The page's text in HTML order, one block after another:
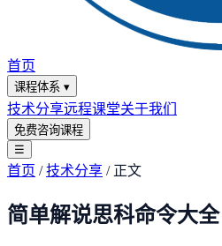
首页
课程体系 ▾
技术分享远程课堂关于我们
免费咨询课程
☰
首页 /技术分享 / 正文
简单解说思科命令大全